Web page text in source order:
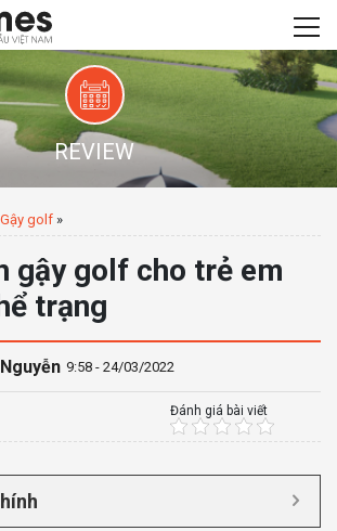
REVIEW
Gậy golf »
gậy golf cho trẻ em
trạng
9:58 - 24/03/2022
Đánh giá bài viết